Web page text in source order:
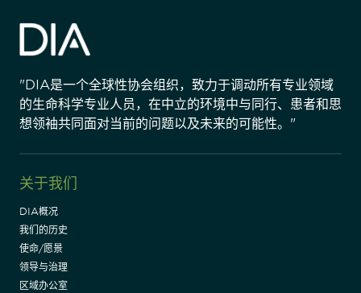
"DIA是一个全球性协会组织，致力于调动所有专业领域
的生命科学专业人员，在中立的环境中与同行、患者和思
想领袖共同面对当前的问题以及未来的可能性。"
关于我们
DIA概况
我们的历史
使命/愿景
领导与治理
区域办公室